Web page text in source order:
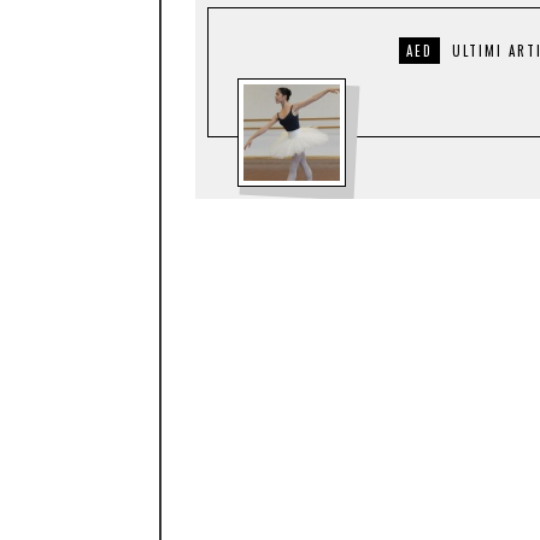
AED ULTIMI